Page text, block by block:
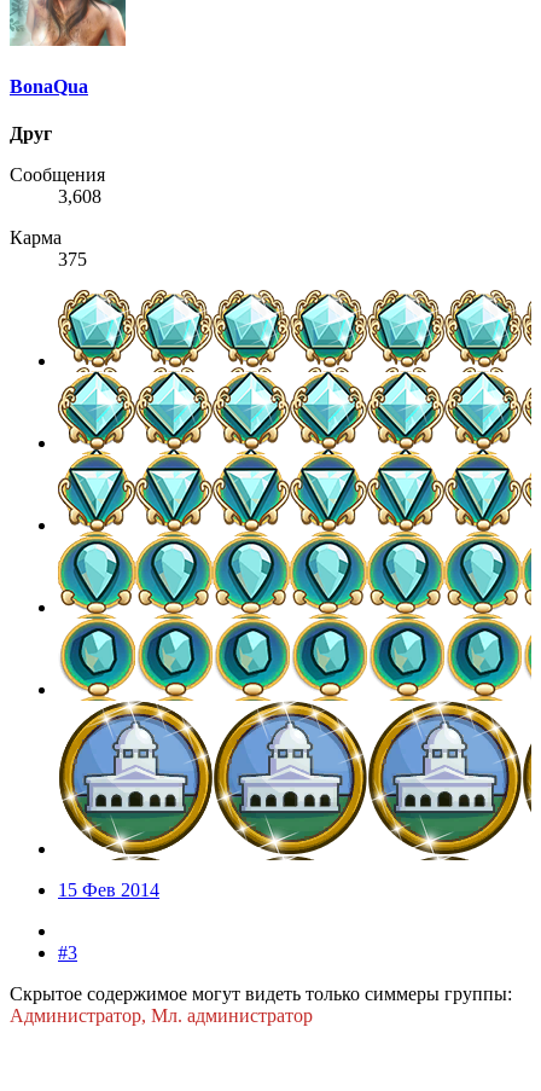
BonaQua
Друг
Сообщения
3,608
Карма
375
15 Фев 2014
#3
Скрытое содержимое могут видеть только симмеры группы:
Администратор, Мл. администратор